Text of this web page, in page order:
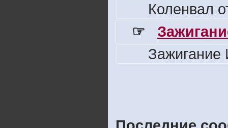
Коленвал
☞